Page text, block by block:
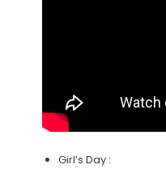
Girl’s Day :